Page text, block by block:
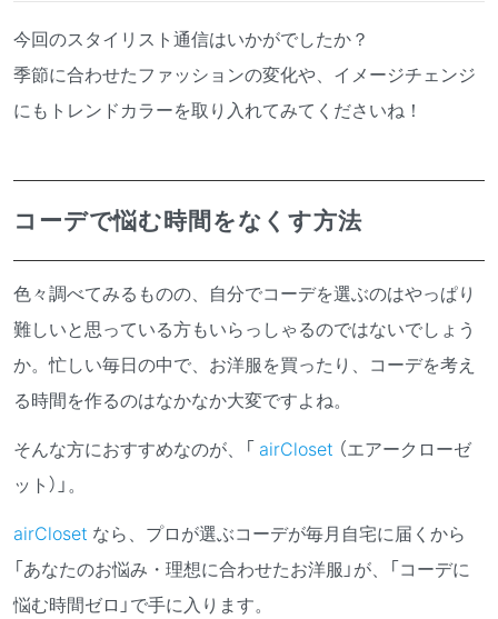
今回のスタイリスト通信はいかがでしたか？
季節に合わせたファッションの変化や、イメージチェンジ
にもトレンドカラーを取り入れてみてくださいね！
コーデで悩む時間をなくす方法
色々調べてみるものの、自分でコーデを選ぶのはやっぱり
難しいと思っている方もいらっしゃるのではないでしょう
か。忙しい毎日の中で、お洋服を買ったり、コーデを考え
る時間を作るのはなかなか大変ですよね。
そんな方におすすめなのが、
「 airCloset （エアークローゼ
ット）」。
airCloset なら、プロが選ぶコーデが毎月自宅に届くから
「あなたのお悩み・理想に合わせたお洋服」が、「コーデに
悩む時間ゼロ」で手に入ります。